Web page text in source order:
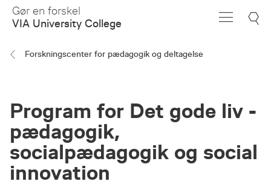
Skip
Main
Gør en forskel
VIA University College
Forskningscenter for pædagogik og deltagelse
Program for Det gode liv -
pædagogik,
socialpædagogik og social
innovation